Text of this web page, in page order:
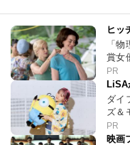
ヒッ
「
賞女
PR
LiSA
ダイ
ズ＆
PR
映画